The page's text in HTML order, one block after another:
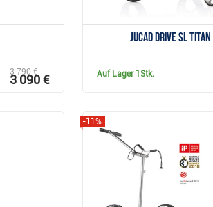
3 790 €
3 090 €
JuCad drive SL
Auf Lager 1Stk.
-11%